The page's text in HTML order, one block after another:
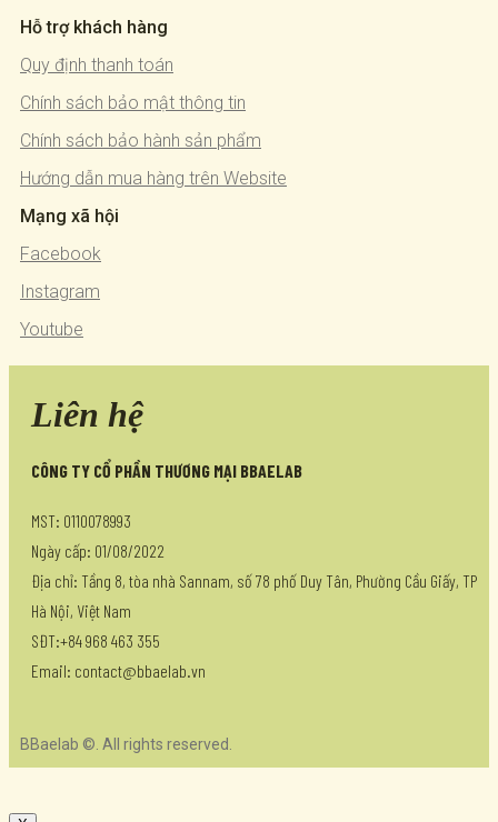
Hỗ trợ khách hàng
Quy định thanh toán
Chính sách bảo mật thông tin
Chính sách bảo hành sản phẩm
Hướng dẫn mua hàng trên Website
Mạng xã hội
Facebook
Instagram
Youtube
Liên hệ
CÔNG TY CỔ PHẦN THƯƠNG MẠI BBAELAB
MST: 0110078993
Ngày cấp: 01/08/2022
Địa chỉ: Tầng 8, tòa nhà Sannam, số 78 phố Duy Tân, Phường Cầu Giấy, TP
Hà Nội, Việt Nam
SĐT:+84 968 463 355
Email: contact@bbaelab.vn
BBaelab ©. All rights reserved.